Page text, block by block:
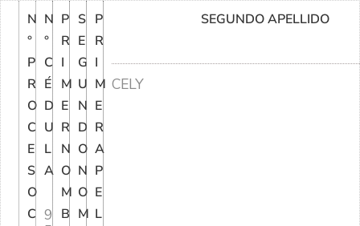
N
°
P
R
O
C
E
S
O
C
N
°
C
É
D
U
L
A
9
P
R
I
M
E
R
N
O
M
B
S
E
G
U
N
D
O
N
O
M
P
R
I
M
E
R
A
P
E
L
SEGUNDO APELLIDO
CELY